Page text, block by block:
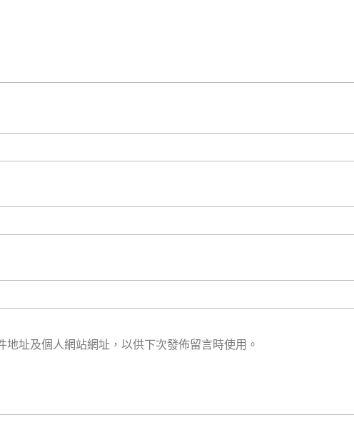
地址及個人網站網址，以供下次發佈留言時使用。